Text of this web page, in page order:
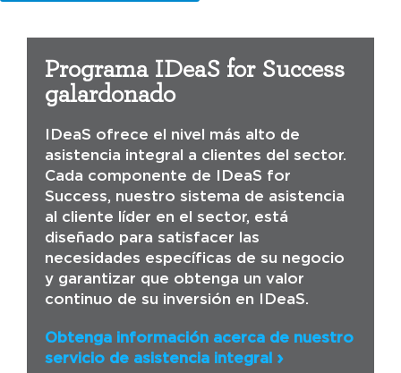
Programa IDeaS for Success
galardonado
IDeaS ofrece el nivel más alto de
asistencia integral a clientes del sector.
Cada componente de IDeaS for
Success, nuestro sistema de asistencia
al cliente líder en el sector, está
diseñado para satisfacer las
necesidades específicas de su negocio
y garantizar que obtenga un valor
continuo de su inversión en IDeaS.
Obtenga información acerca de nuestro
servicio de asistencia integral